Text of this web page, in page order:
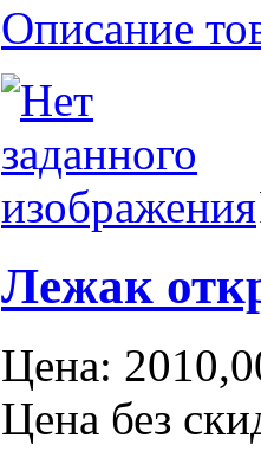
Описание
Лежак
Цена:
Цена без